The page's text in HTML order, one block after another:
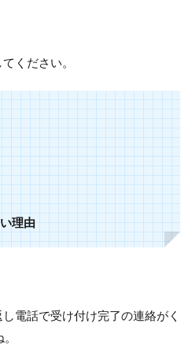
ください。
理由
電話で受け付け完了の連絡がく